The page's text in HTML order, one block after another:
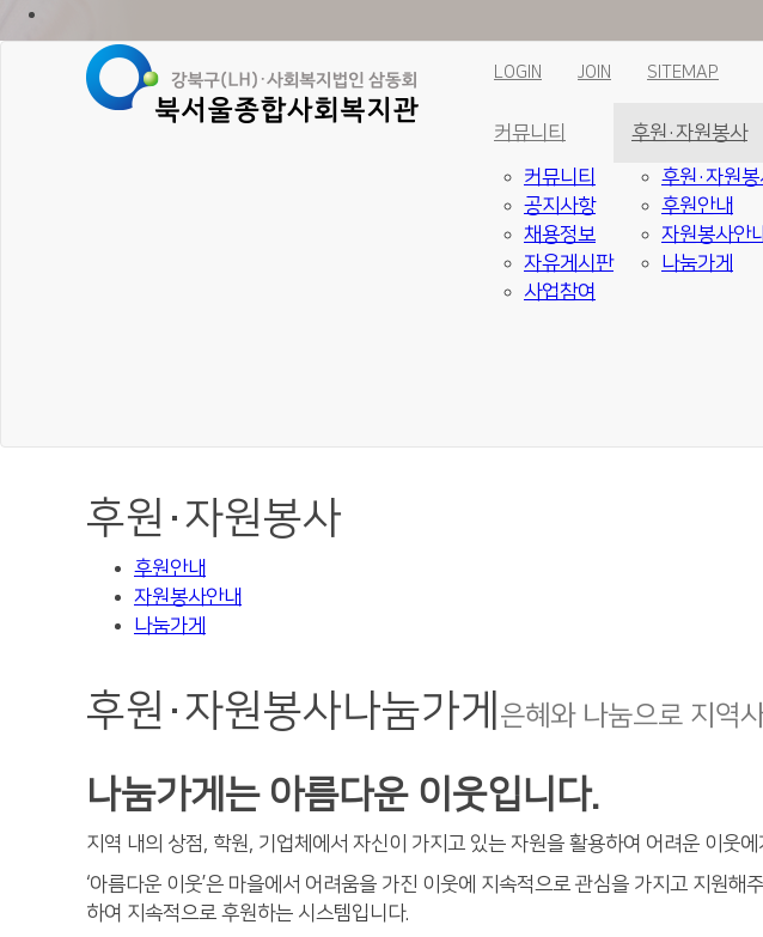
LOGIN JOIN SITEMAP
커뮤니티
커뮤니티
공지사항
채용정보
자유게시판
사업참여
후원·자원봉사
후원·자원
후원안내
자원봉사안
나눔가게
후원·자원봉사
후원안내
자원봉사안내
나눔가게
후원·자원봉사나눔가게 은혜와 나눔으로 지역
나눔가게는 아름다운 이웃입니다.
지역 내의 상점, 학원, 기업체에서 자신이 가지고 있는 자원을 활용하여 어려운 이웃
‘아름다운 이웃’은 마을에서 어려움을 가진 이웃에 지속적으로 관심을 가지고 지원
하여 지속적으로 후원하는 시스템입니다.